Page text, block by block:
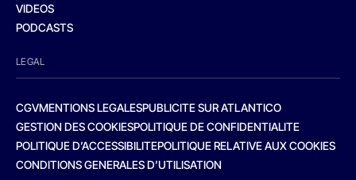
VIDEOS
PODCASTS
LEGAL
CGVMENTIONS LEGALESPUBLICITE SUR ATLANTICO
GESTION DES COOKIESPOLITIQUE DE CONFIDENTIALITE
POLITIQUE D’ACCESSIBILITEPOLITIQUE RELATIVE AUX COOKIES
CONDITIONS GENERALES D’UTILISATION